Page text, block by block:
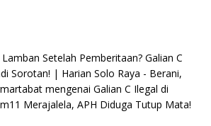
Setelah Pemberitaan? Galian C
Sorotan! | Harian Solo Raya - Berani,
mengenai Galian C Ilegal di
Merajalela, APH Diduga Tutup Mata!